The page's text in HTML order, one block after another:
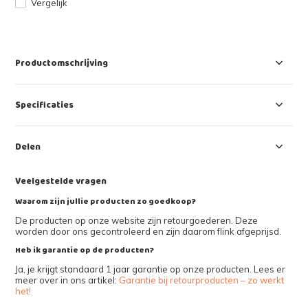
Vergelijk
Productomschrijving
Specificaties
Delen
Veelgestelde vragen
Waarom zijn jullie producten zo goedkoop?
De producten op onze website zijn retourgoederen. Deze
worden door ons gecontroleerd en zijn daarom flink afgeprijsd.
Heb ik garantie op de producten?
Ja, je krijgt standaard 1 jaar garantie op onze producten. Lees er
meer over in ons artikel: Garantie bij retourproducten – zo werkt
het!